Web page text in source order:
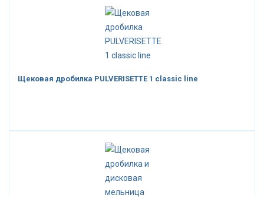
Щековая дробилка PULVERISETTE 1 classic line